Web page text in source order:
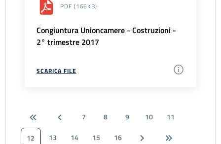
PDF (166KB)
Congiuntura Unioncamere - Costruzioni -
2° trimestre 2017
SCARICA FILE
7 8 9 10
11
12
13 14 15 16